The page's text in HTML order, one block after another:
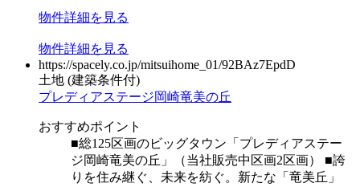
物件詳細を見る
物件詳細を見る
https://spacely.co.jp/mitsuihome_01/92BAz7EpdD
土地 (建築条件付)
プレディアステージ岡崎竜美の丘
おすすめポイント
■総125区画のビッグタウン「プレディアステー
ジ岡崎竜美の丘」（当社販売中区画2区画） ■誇
りを住み継ぐ、未来を紡ぐ。新たな「竜美丘」